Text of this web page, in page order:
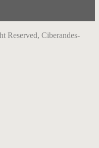
Reserved, Ciberandes-